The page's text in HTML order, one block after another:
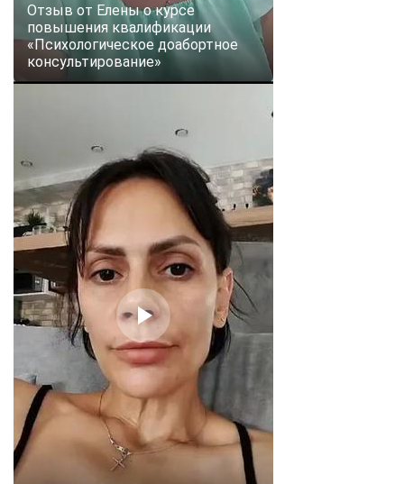
Отзыв от Елены о курсе
повышения квалификации
«Психологическое доабортное
консультирование»